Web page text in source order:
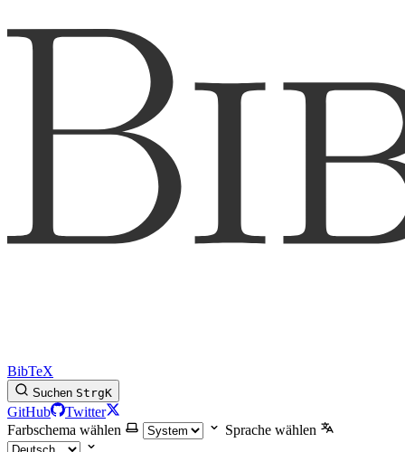
BibTeX
Suchen StrgK
GitHub
Twitter
Farbschema wählen
Sprache wählen